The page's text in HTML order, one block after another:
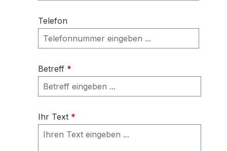
Telefon
Betreff *
Ihr Text *